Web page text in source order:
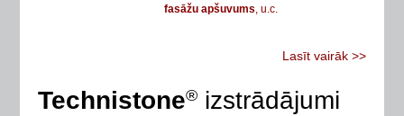
fasāžu apšuvums, u.c.
Lasīt vairāk >>
Technistone® izstrādājumi